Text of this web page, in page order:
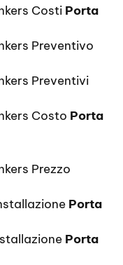
Costi Porta
Preventivo
Preventivi
Costo Porta
Prezzo
Porta
Porta